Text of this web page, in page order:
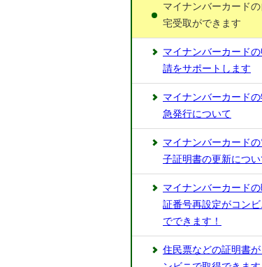
マイナンバーカードの
宅受取ができます
マイナンバーカードの
請をサポートします
マイナンバーカード
急発行について
マイナンバーカード
子証明書の更新につい
マイナンバーカード
証番号再設定がコンビ
でできます！
住民票などの証明書が